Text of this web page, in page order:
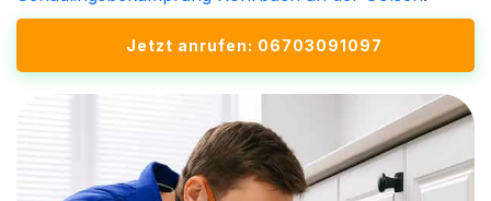
Jetzt anrufen: 06703091097